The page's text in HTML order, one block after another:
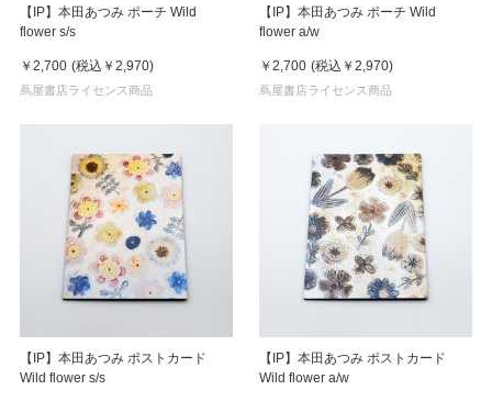
【IP】本田あつみ ポーチ Wild
flower s/s
￥2,700 (税込 ￥2,970)
蔦屋書店ライセンス商品
【IP】本田あつみ ポーチ Wild
flower a/w
￥2,700 (税込 ￥2,970)
蔦屋書店ライセンス商品
【IP】本田あつみ ポストカード
Wild flower s/s
【IP】本田あつみ ポストカード
Wild flower a/w